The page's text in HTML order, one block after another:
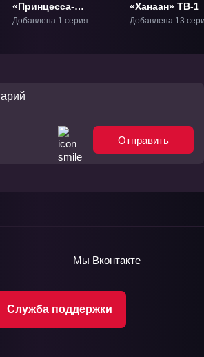
«Принцесса-
шпионка:
Добавлена 1 серия
«Ханаан» ТВ-1
Добавлена 13
Отправить
Служба поддержки
Мы Вконтакте